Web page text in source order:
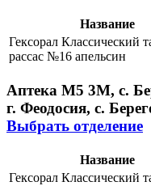
Название
Гексорал Классический
рассас №16 апельсин
Аптека М5 3М, с.
г. Феодосия, с.
Выбрать отделение
Название
Гексорал Классический